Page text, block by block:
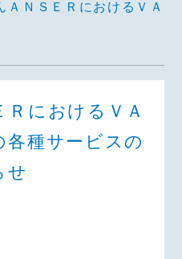
ＡＮＳＥＲにおけるＶＡ
ＲにおけるＶＡ
各種サービスの
せ